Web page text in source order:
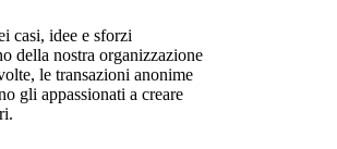
casi, idee e sforzi
della nostra organizzazione
le transazioni anonime
gli appassionati a creare